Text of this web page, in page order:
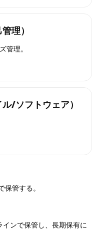
理）
管理。
/ソフトウェア）
管する。
ンで保管し、長期保有に